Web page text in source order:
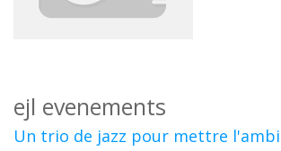
ejl evenements
Un trio de jazz pour mettre